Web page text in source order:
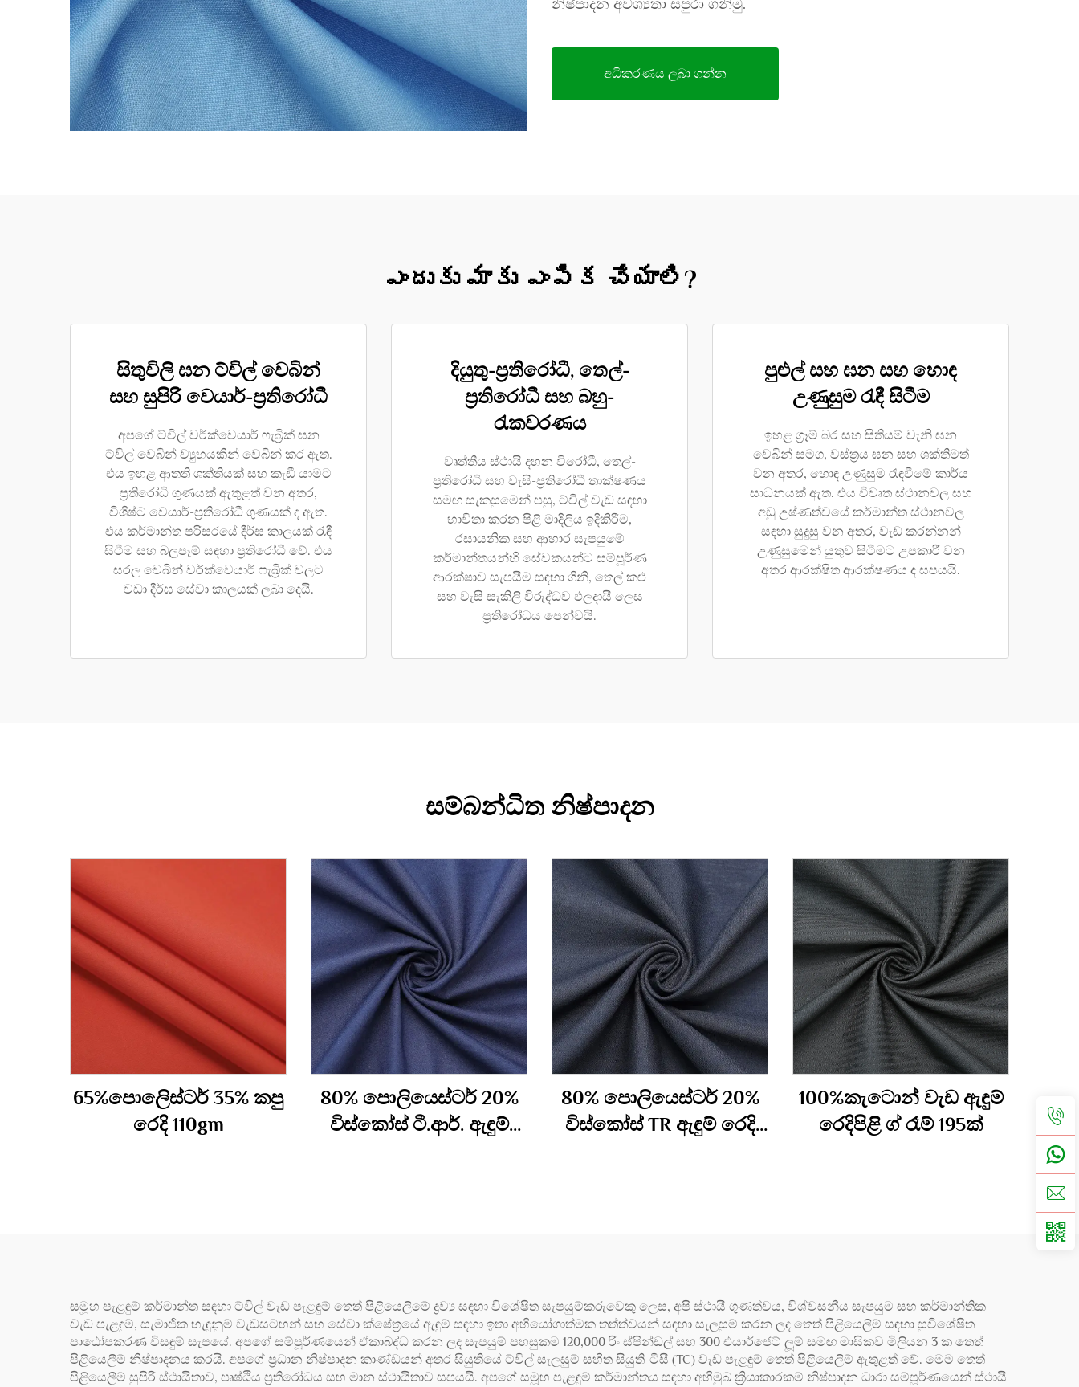
නිෂ්පාදන අවශ්‍යතා සපුරා ගනිමු.
අධිකරණය ලබා ගන්න
ఎందుకు మాకు ఎంపిక చేయాలి?
සිතුවිලි ඝන ට්විල් වෙබින්
සහ සුපිරි වෙයාර්-ප්‍රතිරෝධී
අපගේ ට්විල් වර්ක්වෙයාර් ෆැබ්‍රික් ඝන
ට්විල් වෙබින් ව්‍යුහයකින් වෙබින් කර ඇත.
එය ඉහළ ආතති ශක්තියක් සහ කැඩී යාමට
ප්‍රතිරෝධී ගුණයක් ඇතුළත් වන අතර,
විශිෂ්ට වෙයාර්-ප්‍රතිරෝධී ගුණයක් ද ඇත.
එය කර්මාන්ත පරිසරයේ දීර්ඝ කාලයක් රැඳී
සිටීම සහ බලපෑම් සඳහා ප්‍රතිරෝධී වේ. එය
සරල වෙබින් වර්ක්වෙයාර් ෆැබ්‍රික් වලට
වඩා දීර්ඝ සේවා කාලයක් ලබා දෙයි.
දියුතු-ප්‍රතිරෝධී, තෙල්-
ප්‍රතිරෝධී සහ බහු-
රැකවරණය
වෘත්තීය ස්ථායි දහන විරෝධී, තෙල්-
ප්‍රතිරෝධී සහ වැසි-ප්‍රතිරෝධී තාක්ෂණය
සමඟ සැකසුමෙන් පසු, ට්විල් වැඩ සඳහා
භාවිතා කරන පිළි මාදිලිය ඉදිකිරීම,
රසායනික සහ ආහාර සැපයුමේ
කර්මාන්තයන්හි සේවකයන්ට සම්පූර්ණ
ආරක්ෂාව සැපයීම සඳහා ගිනි, තෙල් කළු
සහ වැසි සැකිලි විරුද්ධව ඵලදායී ලෙස
ප්‍රතිරෝධය පෙන්වයි.
පුළුල් සහ ඝන සහ හොඳ
උණුසුම රැඳී සිටීම
ඉහළ ග්‍රෑම් බර සහ සිතියම් වැනි ඝන
වෙබින් සමග, වස්ත්‍රය ඝන සහ ශක්තිමත්
වන අතර, හොඳ උණුසුම රැඳවීමේ කාර්ය
සාධනයක් ඇත. එය විවෘත ස්ථානවල සහ
අඩු උෂ්ණත්වයේ කර්මාන්ත ස්ථානවල
සඳහා සුදුසු වන අතර, වැඩ කරන්නන්
උණුසුමෙන් යුතුව සිටීමට උපකාරී වන
අතර ආරක්ෂිත ආරක්ෂණය ද සපයයි.
සම්බන්ධිත නිෂ්පාදන
65%පොලිෙස්ටර් 35% කපු
රෙදි 110gm
80% පොලියෙස්ටර් 20%
විස්කෝස් ටී.ආර්. ඇඳුම්
80% පොලියෙස්ටර් 20%
විස්කෝස් TR ඇඳුම් රෙදි
100%කැටොන් වැඩ ඇඳුම්
රෙදිපිළි ග් රෑම් 195ක්
සමූහ පැළඳුම් කර්මාන්ත සඳහා ට්විල් වැඩ පැළඳුම් තෙත් පිළියෙලීමේ ද්‍රව්‍ය සඳහා විශේෂිත සැපයුම්කරුවෙකු ලෙස, අපි ස්ථායී ගුණත්වය, විශ්වසනීය සැපයුම සහ කර්මාන්තික
වැඩ පැළඳුම්, සැමාජික හැඳුනුම් වැඩසටහන් සහ සේවා ක්ෂේත්‍රයේ ඇඳුම් සඳහා ඉතා අභියෝගාත්මක තත්ත්වයන් සඳහා සැලසුම් කරන ලද තෙත් පිළියෙලීම් සඳහා සුවිශේෂිත
පාඨෝපකරණ විසඳුම් සැපයේ. අපගේ සම්පූර්ණයෙන් ඒකාබද්ධ කරන ලද සැපයුම් පහසුකම 120,000 රිං ස්පින්ඩල් සහ 300 එයාර්ජෙට් ලූම් සමඟ මාසිකව මිලියන 3 ක තෙත්
පිළියෙලීම් නිෂ්පාදනය කරයි. අපගේ ප්‍රධාන නිෂ්පාදන කාණ්ඩයන් අතර සියුතියේ ට්විල් සැලසුම් සහිත සියුති-ටීසී (TC) වැඩ පැළඳුම් තෙත් පිළියෙලීම් ඇතුළත් වේ. මෙම තෙත්
පිළියෙලීම් සුපිරි ස්ථායිතාව, පෘෂ්ඨිය ප්‍රතිරෝධය සහ මාන ස්ථායිතාව සපයයි. අපගේ සමූහ පැළඳුම් කර්මාන්තය සඳහා අභිමුඛ ක්‍රියාකාරකම් නිෂ්පාදන ධාරා සම්පූර්ණයෙන් ස්ථායී